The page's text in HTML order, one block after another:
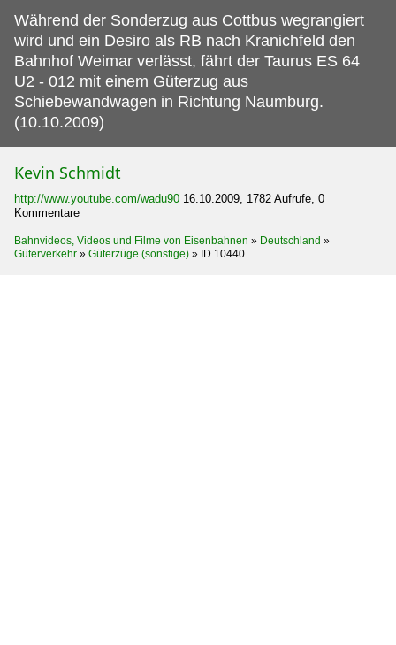
Während der Sonderzug aus Cottbus wegrangiert
wird und ein Desiro als RB nach Kranichfeld den
Bahnhof Weimar verlässt, fährt der Taurus ES 64
U2 - 012 mit einem Güterzug aus
Schiebewandwagen in Richtung Naumburg.
(10.10.2009)
Kevin Schmidt
http://www.youtube.com/wadu90 16.10.2009, 1782 Aufrufe, 0
Kommentare
Bahnvideos, Videos und Filme von Eisenbahnen » Deutschland »
Güterverkehr » Güterzüge (sonstige) » ID 10440